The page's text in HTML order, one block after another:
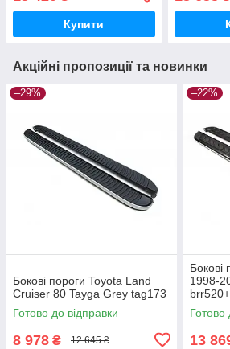
Купити
Акційні пропозиції та новинки
–29%
Бокові пороги Toyota Land
Cruiser 80 Tayga Grey tag173
Готово до відправки
8 978 ₴ 12 645 ₴
–22%
Бокові
1998-
Готово
13